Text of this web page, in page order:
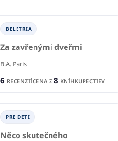
BELETRIA
Za zavřenými dveřmi
B.A. Paris
6 RECENZIÍCENA Z 8 KNÍHKUPECTIEV
PRE DETI
Něco skutečného